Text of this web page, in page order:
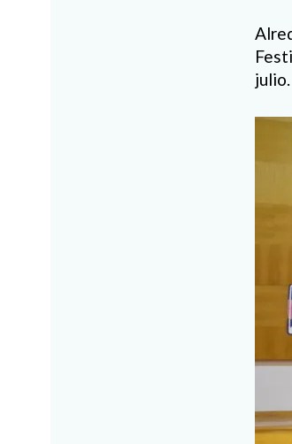
julio.